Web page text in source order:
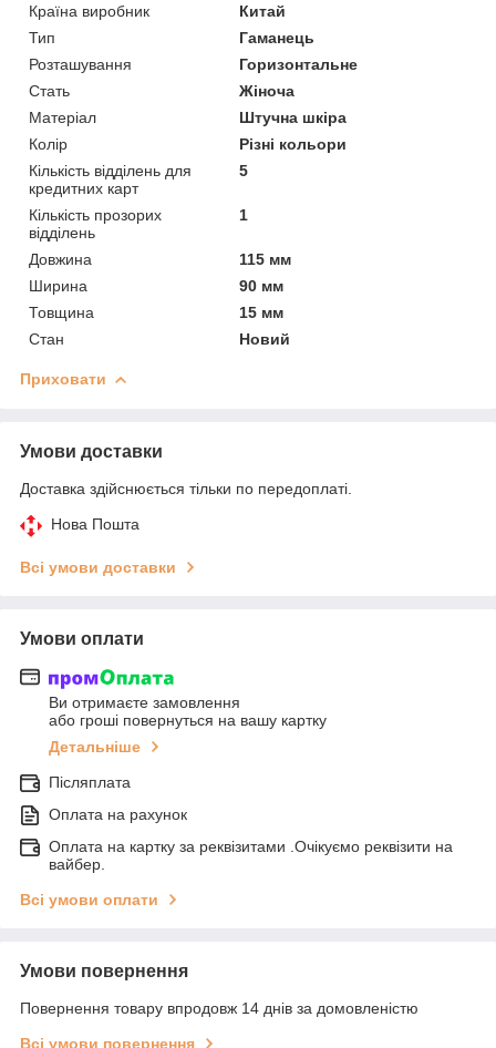
Країна виробник
Китай
Тип
Гаманець
Розташування
Горизонтальне
Стать
Жіноча
Матеріал
Штучна шкіра
Колір
Різні кольори
Кількість відділень для
кредитних карт
5
Кількість прозорих
відділень
1
Довжина
115 мм
Ширина
90 мм
Товщина
15 мм
Стан
Новий
Приховати
Умови доставки
Доставка здійснюється тільки по передоплаті.
Нова Пошта
Всі умови доставки
Умови оплати
Ви отримаєте замовлення
або гроші повернуться на вашу картку
Детальніше
Післяплата
Оплата на рахунок
Оплата на картку за реквізитами .Очікуємо реквізити на
вайбер.
Всі умови оплати
Умови повернення
Повернення товару впродовж 14 днів за домовленістю
Всі умови повернення